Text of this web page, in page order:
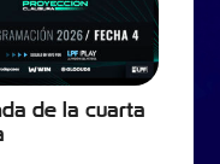
de la cuarta